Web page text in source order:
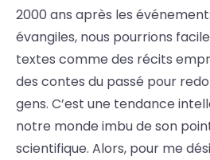
2000 ans après les
évangiles, nous pourrions
textes comme des récits
des contes du passé pour
gens. C’est une tendance
notre monde imbu de son
scientifique. Alors, pour me